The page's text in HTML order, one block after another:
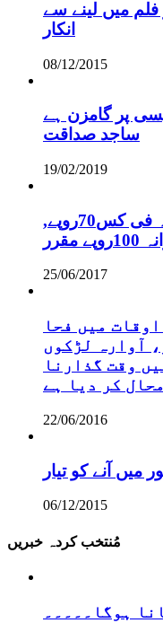
فلم میں لینے سے
انکار
08/12/2015
پر گامزن ہے
ساجد صداقت
19/02/2019
,گلگت،اہلسنت کیلئے فطرانہ فی کس70روپے
25/06/2017
میں فحا
آوارہ لڑکوں
وقت گذارنا
محال کر دیا ہے
22/06/2016
میں آنے کو تیار
06/12/2015
مُنتخب کردہ خبریں
ہوگا۔۔۔۔۔